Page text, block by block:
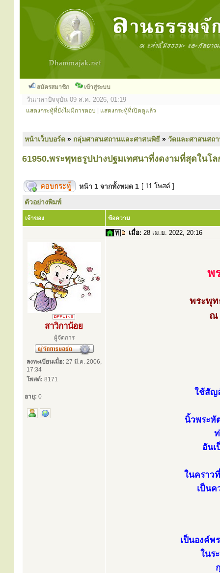
สมัครสมาชิก เข้าสู่ระบบ
วันเวลาปัจจุบัน 09 ส.ค. 2026, 01:19
แสดงกระทู้ที่ยังไม่มีการตอบ แสดงกระทู้ที่เปิดดูแล้ว
หน้าเว็บบอร์ด » กลุ่มศาสนสถานและศาสนพิธี » วัดและศาสนสถ
61950.พระพุทธรูปปางปฐมเทศนาที่งดงามที่สุดในโล
หน้า 1 จากทั้งหมด 1 [ 11 โพสต์ ]
ตัวอย่างพิมพ์
เจ้าของ ข้อความ
เมื่อ: 28 เม.ย. 2022, 20:16
สาวิกาน้อย
ผู้จัดการ
ลงทะเบียนเมื่อ: 27 มี.ค. 2006,
17:34
โพสต์: 8171
อายุ: 0
พ
พระพุท
ณ
ใช้สัญ
นิ้วพระหั
อัน
ในคราว
เป็นค
เป็นองค์
ในร